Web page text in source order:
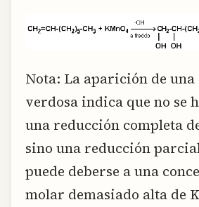
Nota: La aparición de
verdosa indica que no se
una reducción completa
sino una reducción
puede deberse a una
molar demasiado alta de